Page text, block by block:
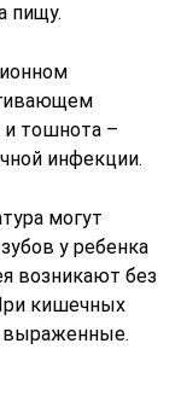
пищу.
тошнота –
инфекции.
могут
у ребенка
возникают без
кишечных
выраженные.